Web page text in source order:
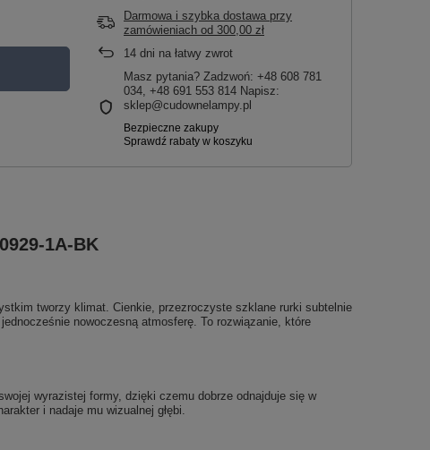
Darmowa i szybka dostawa przy
zamówieniach od 300,00 zł
14 dni na łatwy zwrot
Masz pytania? Zadzwoń: +48 608 781
034, +48 691 553 814 Napisz:
sklep@cudownelampy.pl
1A-BK
tworzy klimat. Cienkie, przezroczyste szklane rurki subtelnie
nowoczesną atmosferę. To rozwiązanie, które
wyrazistej formy, dzięki czemu dobrze odnajduje się w
i nadaje mu wizualnej głębi.